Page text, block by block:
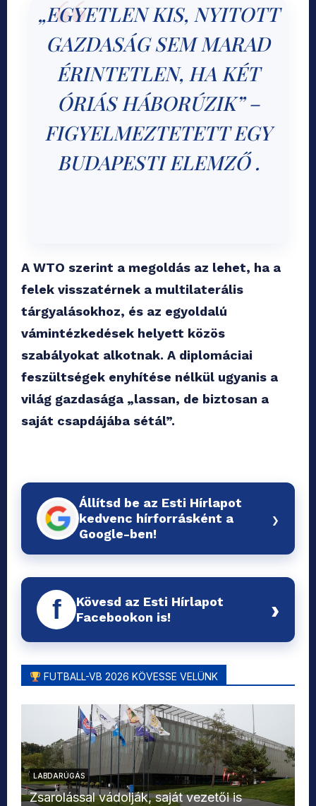
„EGYETLEN KIS, NYITOTT
GAZDASÁG SEM MARAD
ÉRINTETLEN, HA KÉT
ÓRIÁS HÁBORÚZIK” –
FIGYELMEZTETETT EGY
BUDAPESTI ELEMZŐ .
A WTO szerint a megoldás az lehet, ha a
felek visszatérnek a multilaterális
tárgyalásokhoz, és az egyoldalú
vámintézkedések helyett közös
szabályokat alkotnak. A diplomáciai
feszültségek enyhítése nélkül ugyanis a
világ gazdasága „lassan, de biztosan a
saját csapdájába sétál”.
Állítsd be az Esti Hírlapot
kedvenc hírforrásként a
Google-ben!
›
f
Kövesd az Esti Hírlapot
Facebookon is!
›
FUTBALL-VB 2026 KÖVESSE VELÜNK
LABDARÚGÁS
Zsarolással vádolják, saját vezetői is